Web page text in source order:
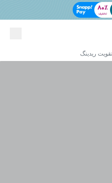
تقویت ریدینگ